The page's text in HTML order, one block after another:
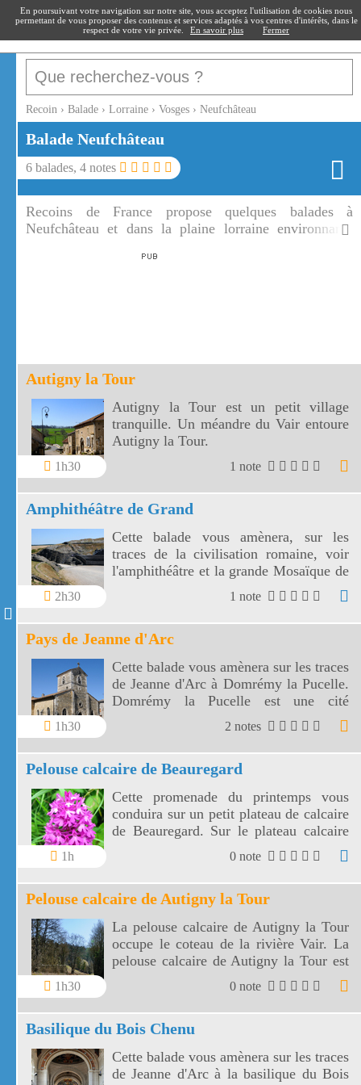
recoin.fr
Recoin › Balade › Lorraine › Vosges › Neufchâteau
Balade Neufchâteau
6 balades, 4 notes
Recoins de France propose quelques balades à
Neufchâteau et dans la plaine lorraine environnante
Autigny la Tour
1h30
Autigny la Tour est un petit village
tranquille. Un méandre du Vair entoure
Autigny la Tour.
1 note
Amphithéâtre de Grand
2h30
Cette balade vous amènera, sur les
traces de la civilisation romaine, voir
l'amphithéâtre et la grande Mosaïque de
Grand. L'amphithéâtre de Grand est un
des plus grands et la mosaïque est une
des vastes du monde romain.
1 note
Pays de Jeanne d'Arc
1h30
Cette balade vous amènera sur les traces
de Jeanne d'Arc à Domrémy la Pucelle.
Domrémy la Pucelle est une cité
vosgienne construite dans la haute
vallée de la Meuse.
2 notes
Pelouse calcaire de Beauregard
1h
Cette promenade du printemps vous
conduira sur un petit plateau de calcaire
de Beauregard. Sur le plateau calcaire
de Beauregard vous découvrirez une
grande variété d'orchidées et des
espèces méditerranéennes de flore et de
faune.
0 note
Pelouse calcaire de Autigny la Tour
1h30
La pelouse calcaire de Autigny la Tour
occupe le coteau de la rivière Vair. La
pelouse calcaire de Autigny la Tour est
un grand amphithéâtre naturel.
0 note
Basilique du Bois Chenu
Cette balade vous amènera sur les traces
de Jeanne d'Arc à la basilique du Bois
En poursuivant votre navigation sur notre site, vous acceptez l'utilisation de cookies nous
permettant de vous proposer des contenus et services adaptés à vos centres d'intérêts, dans le
respect de votre vie privée.
En savoir plus Fermer